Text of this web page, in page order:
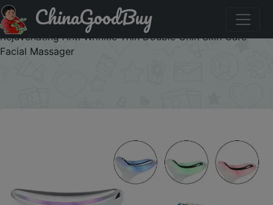
Придбати по знижці EIQVDH2OC653 EMS Microcurrent
Face Neck Beauty Device LED Photon Firming
Rejuvenating Anti Wrinkle Thin Double Chin Skin Care
Facial Massager
ChinaGoodBuy